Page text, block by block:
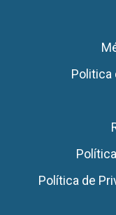
Politica
Política de